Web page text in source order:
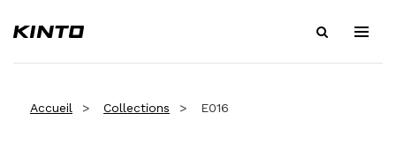
Accueil Collections E016